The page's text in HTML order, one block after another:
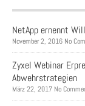
NetApp ernennt
November 2, 2016 No
Zyxel Webinar
Abwehrstrategien
März 22, 2017 No